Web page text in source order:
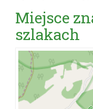
Miejsce
szlakach